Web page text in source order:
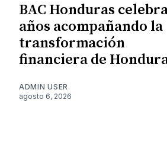
BAC Honduras
años acompañando la
transformación
financiera de
ADMIN USER
agosto 6, 2026